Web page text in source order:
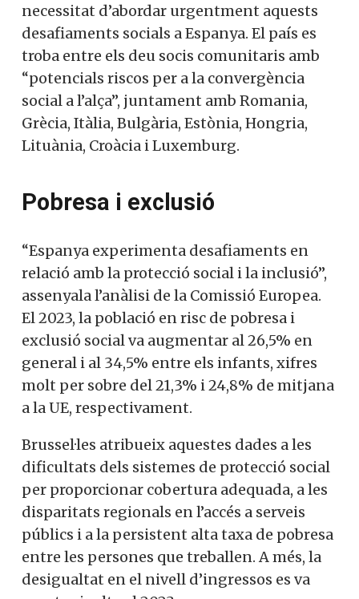
necessitat d’abordar urgentment aquests
desafiaments socials a Espanya. El país es
troba entre els deu socis comunitaris amb
“potencials riscos per a la convergència
social a l’alça”, juntament amb Romania,
Grècia, Itàlia, Bulgària, Estònia, Hongria,
Lituània, Croàcia i Luxemburg.
Pobresa i exclusió
“Espanya experimenta desafiaments en
relació amb la protecció social i la inclusió”,
assenyala l’anàlisi de la Comissió Europea.
El 2023, la població en risc de pobresa i
exclusió social va augmentar al 26,5% en
general i al 34,5% entre els infants, xifres
molt per sobre del 21,3% i 24,8% de mitjana
a la UE, respectivament.
Brussel·les atribueix aquestes dades a les
dificultats dels sistemes de protecció social
per proporcionar cobertura adequada, a les
disparitats regionals en l’accés a serveis
públics i a la persistent alta taxa de pobresa
entre les persones que treballen. A més, la
desigualtat en el nivell d’ingressos es va